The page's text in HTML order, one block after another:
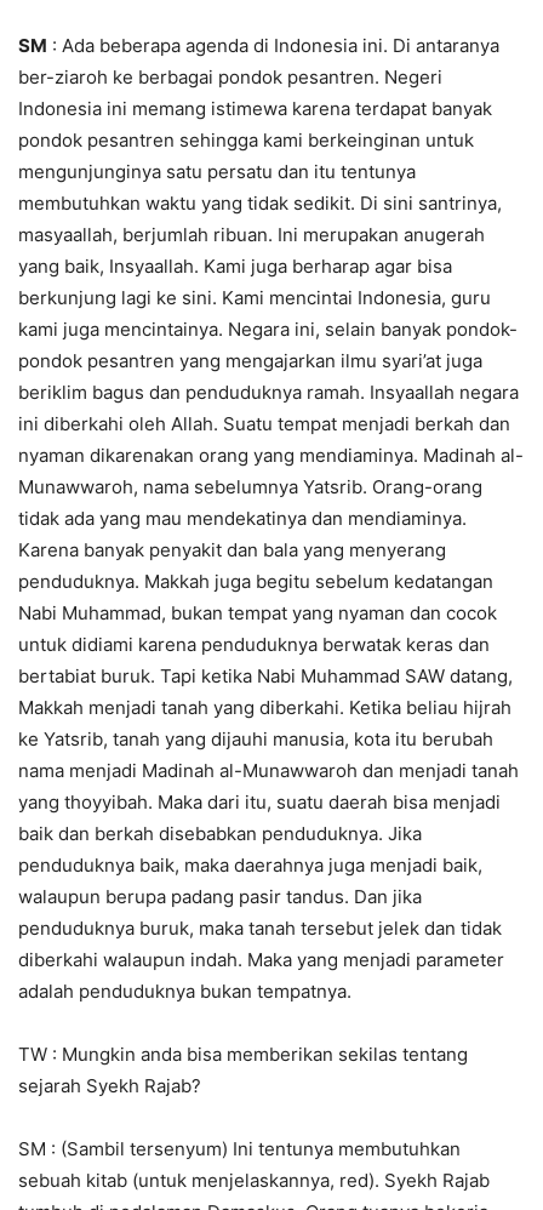
SM : Ada beberapa agenda di Indonesia ini. Di antaranya
ber-ziaroh ke berbagai pondok pesantren. Negeri
Indonesia ini memang istimewa karena terdapat banyak
pondok pesantren sehingga kami berkeinginan untuk
mengunjunginya satu persatu dan itu tentunya
membutuhkan waktu yang tidak sedikit. Di sini santrinya,
masyaallah, berjumlah ribuan. Ini merupakan anugerah
yang baik, Insyaallah. Kami juga berharap agar bisa
berkunjung lagi ke sini. Kami mencintai Indonesia, guru
kami juga mencintainya. Negara ini, selain banyak pondok-
pondok pesantren yang mengajarkan ilmu syari’at juga
beriklim bagus dan penduduknya ramah. Insyaallah negara
ini diberkahi oleh Allah. Suatu tempat menjadi berkah dan
nyaman dikarenakan orang yang mendiaminya. Madinah al-
Munawwaroh, nama sebelumnya Yatsrib. Orang-orang
tidak ada yang mau mendekatinya dan mendiaminya.
Karena banyak penyakit dan bala yang menyerang
penduduknya. Makkah juga begitu sebelum kedatangan
Nabi Muhammad, bukan tempat yang nyaman dan cocok
untuk didiami karena penduduknya berwatak keras dan
bertabiat buruk. Tapi ketika Nabi Muhammad SAW datang,
Makkah menjadi tanah yang diberkahi. Ketika beliau hijrah
ke Yatsrib, tanah yang dijauhi manusia, kota itu berubah
nama menjadi Madinah al-Munawwaroh dan menjadi tanah
yang thoyyibah. Maka dari itu, suatu daerah bisa menjadi
baik dan berkah disebabkan penduduknya. Jika
penduduknya baik, maka daerahnya juga menjadi baik,
walaupun berupa padang pasir tandus. Dan jika
penduduknya buruk, maka tanah tersebut jelek dan tidak
diberkahi walaupun indah. Maka yang menjadi parameter
adalah penduduknya bukan tempatnya.
TW : Mungkin anda bisa memberikan sekilas tentang
sejarah Syekh Rajab?
SM : (Sambil tersenyum) Ini tentunya membutuhkan
sebuah kitab (untuk menjelaskannya, red). Syekh Rajab